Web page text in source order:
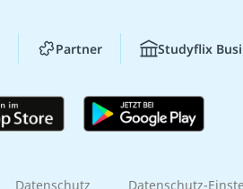
Partner Studyflix
Datenschutz Datenschutz-